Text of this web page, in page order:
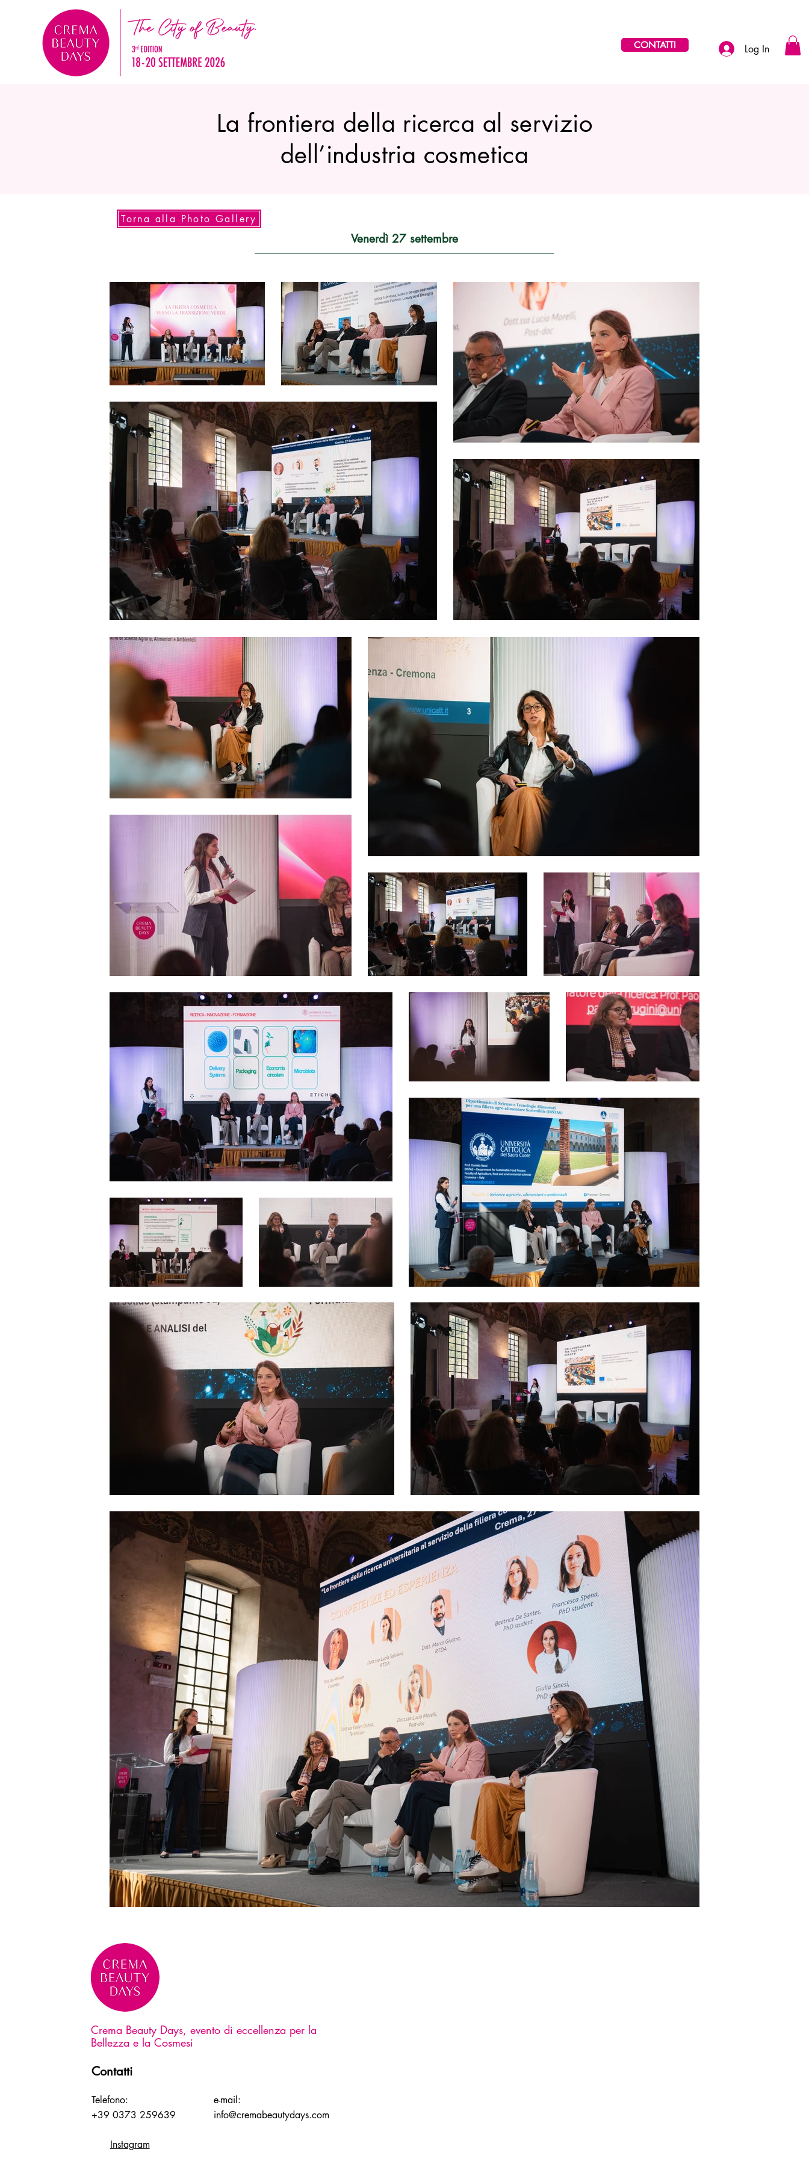
CONTATTI Log In
La frontiera della ricerca al servizio
dell’industria cosmetica
Venerdì 27 settembre
Torna alla Photo Gallery
Crema Beauty Days, evento di eccellenza per la
Bellezza e la Cosmesi
Contatti
Telefono:
+39 0373 259639
e-mail:
info@cremabeautydays.com
Instagram